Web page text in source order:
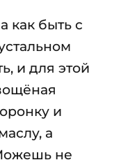
как быть с
и для этой
и
а
не